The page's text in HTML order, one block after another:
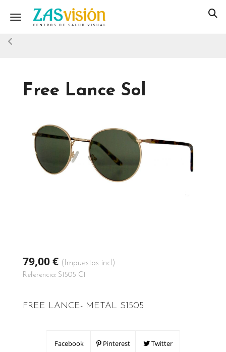
Toggle navigation
Free Lance Sol
79,00 € (Impuestos incl)
Referencia: S1505 C1
FREE LANCE- METAL S1505
Facebook Pinterest Twitter